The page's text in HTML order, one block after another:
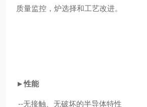
质量监控，炉选择和工艺改进。
►性能
--无接触、无破坏的半导体特性